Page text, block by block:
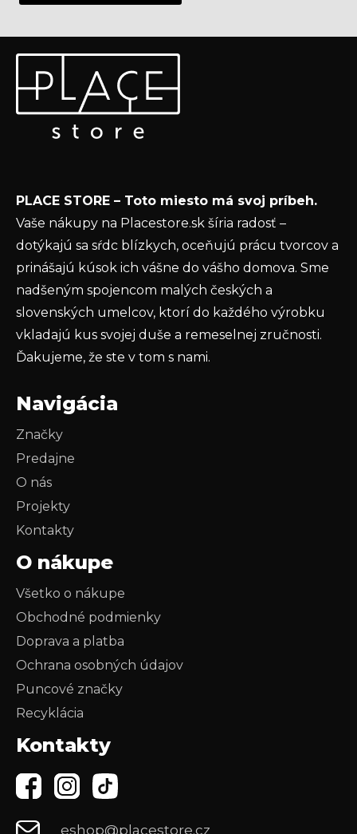
Odoberať newsletter
Vložte svoj e-mail a my Vám budeme zasielať informácie
o nových produktoch na našom e-shope.
ochrany osobných údajov
PRIHLÁSIŤ SA
PLACE STORE – Toto miesto má svoj príbeh.
Vaše nákupy na Placestore.sk šíria radosť –
dotýkajú sa sŕdc blízkych, oceňujú prácu tvorcov a
prinášajú kúsok ich vášne do vášho domova. Sme
nadšeným spojencom malých českých a
slovenských umelcov, ktorí do každého výrobku
vkladajú kus svojej duše a remeselnej zručnosti.
Ďakujeme, že ste v tom s nami.
Navigácia
Značky
Predajne
O nás
Projekty
Kontakty
O nákupe
Všetko o nákupe
Obchodné podmienky
Doprava a platba
Ochrana osobných údajov
Puncové značky
Recyklácia
Kontakty
eshop@placestore.cz